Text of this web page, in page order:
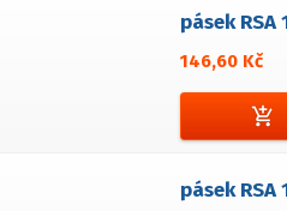
146,60 Kč
add_shopping_cart